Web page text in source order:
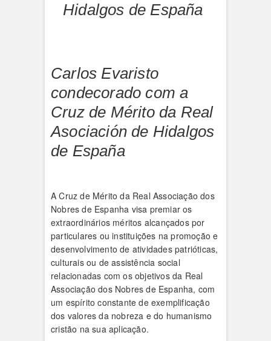
Hidalgos de España
Carlos Evaristo
condecorado com a
Cruz de Mérito da Real
Asociación de Hidalgos
de España
A Cruz de Mérito da Real Associação dos
Nobres de Espanha visa premiar os
extraordinários méritos alcançados por
particulares ou instituições na promoção e
desenvolvimento de atividades patrióticas,
culturais ou de assistência social
relacionadas com os objetivos da Real
Associação dos Nobres de Espanha, com
um espírito constante de exemplificação
dos valores da nobreza e do humanismo
cristão na sua aplicação.